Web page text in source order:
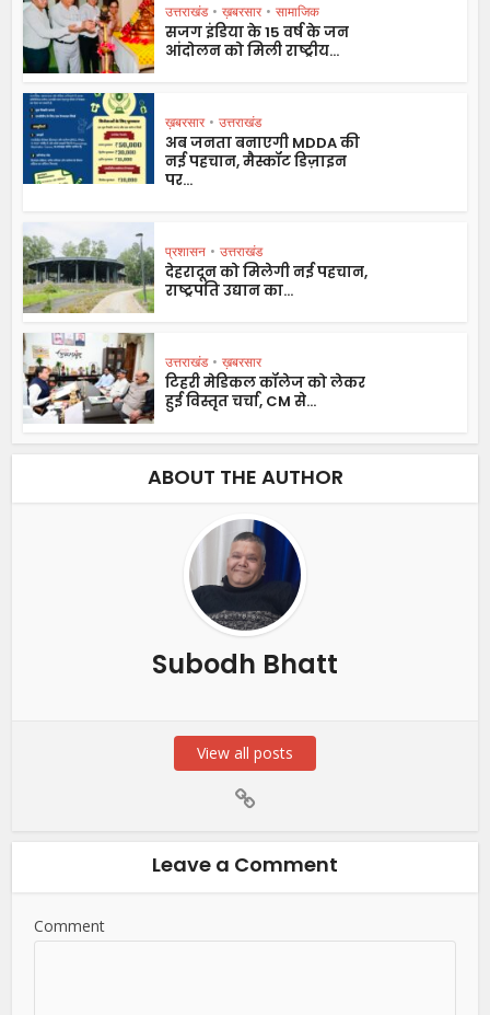
उत्तराखंड • ख़बरसार • सामाजिक
सजग इंडिया के 15 वर्ष के जन
आंदोलन को मिली राष्ट्रीय...
ख़बरसार • उत्तराखंड
अब जनता बनाएगी MDDA की
नई पहचान, मैस्कॉट डिज़ाइन
पर...
प्रशासन • उत्तराखंड
देहरादून को मिलेगी नई पहचान,
राष्ट्रपति उद्यान का...
उत्तराखंड • ख़बरसार
टिहरी मेडिकल कॉलेज को लेकर
हुई विस्तृत चर्चा, CM से...
ABOUT THE AUTHOR
Subodh Bhatt
View all posts
Leave a Comment
Comment